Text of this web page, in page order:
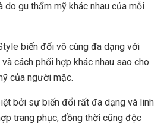
do gu thẩm mỹ khác nhau của mỗi
biến đổi vô cùng đa dạng với
cách phối hợp khác nhau sao cho
của người mặc.
bởi sự biến đổi rất đa dạng và linh
trang phục, đồng thời cũng độc